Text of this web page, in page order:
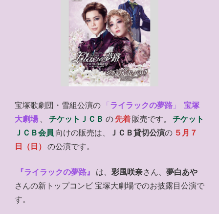
宝塚歌劇団・雪組公演の 「ライラックの夢路 」
宝塚
大劇場 、 チケットＪＣＢ の 先着 販売です。
チケット
ＪＣＢ会員 向けの販売は、 ＪＣＢ貸切公演の ５月７
日（日）
の公演です。
『ライラックの夢路』 は、彩風咲奈さん、夢白あや
さんの新トップコンビ 宝塚大劇場でのお披露目公演で
す。